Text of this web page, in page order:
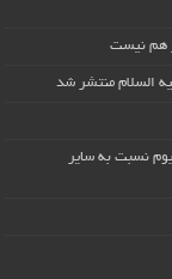
هم نیست
السلام منتشر شد
نسبت به سایر